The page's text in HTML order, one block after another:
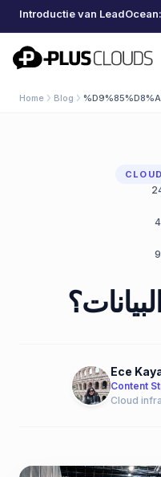
PlusClouds
Home Blog
4
Ece
Content
Cloud